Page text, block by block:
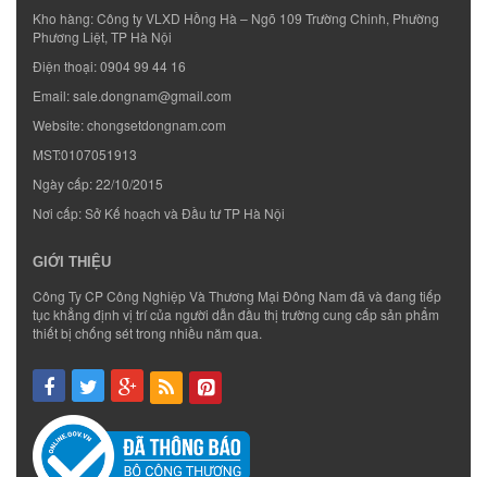
Kho hàng: Công ty VLXD Hồng Hà – Ngõ 109 Trường Chinh, Phường
Phương Liệt, TP Hà Nội
Điện thoại:0904 99 44 16
Email:sale.dongnam@gmail.com
Website:chongsetdongnam.com
MST:0107051913
Ngày cấp: 22/10/2015
Nơi cấp: Sở Kế hoạch và Đầu tư TP Hà Nội
GIỚI THIỆU
Công Ty CP Công Nghiệp Và Thương Mại Đông Nam đã và đang tiếp
tục khẳng định vị trí của người dẫn đầu thị trường cung cấp sản phẩm
thiết bị chống sét trong nhiều năm qua.